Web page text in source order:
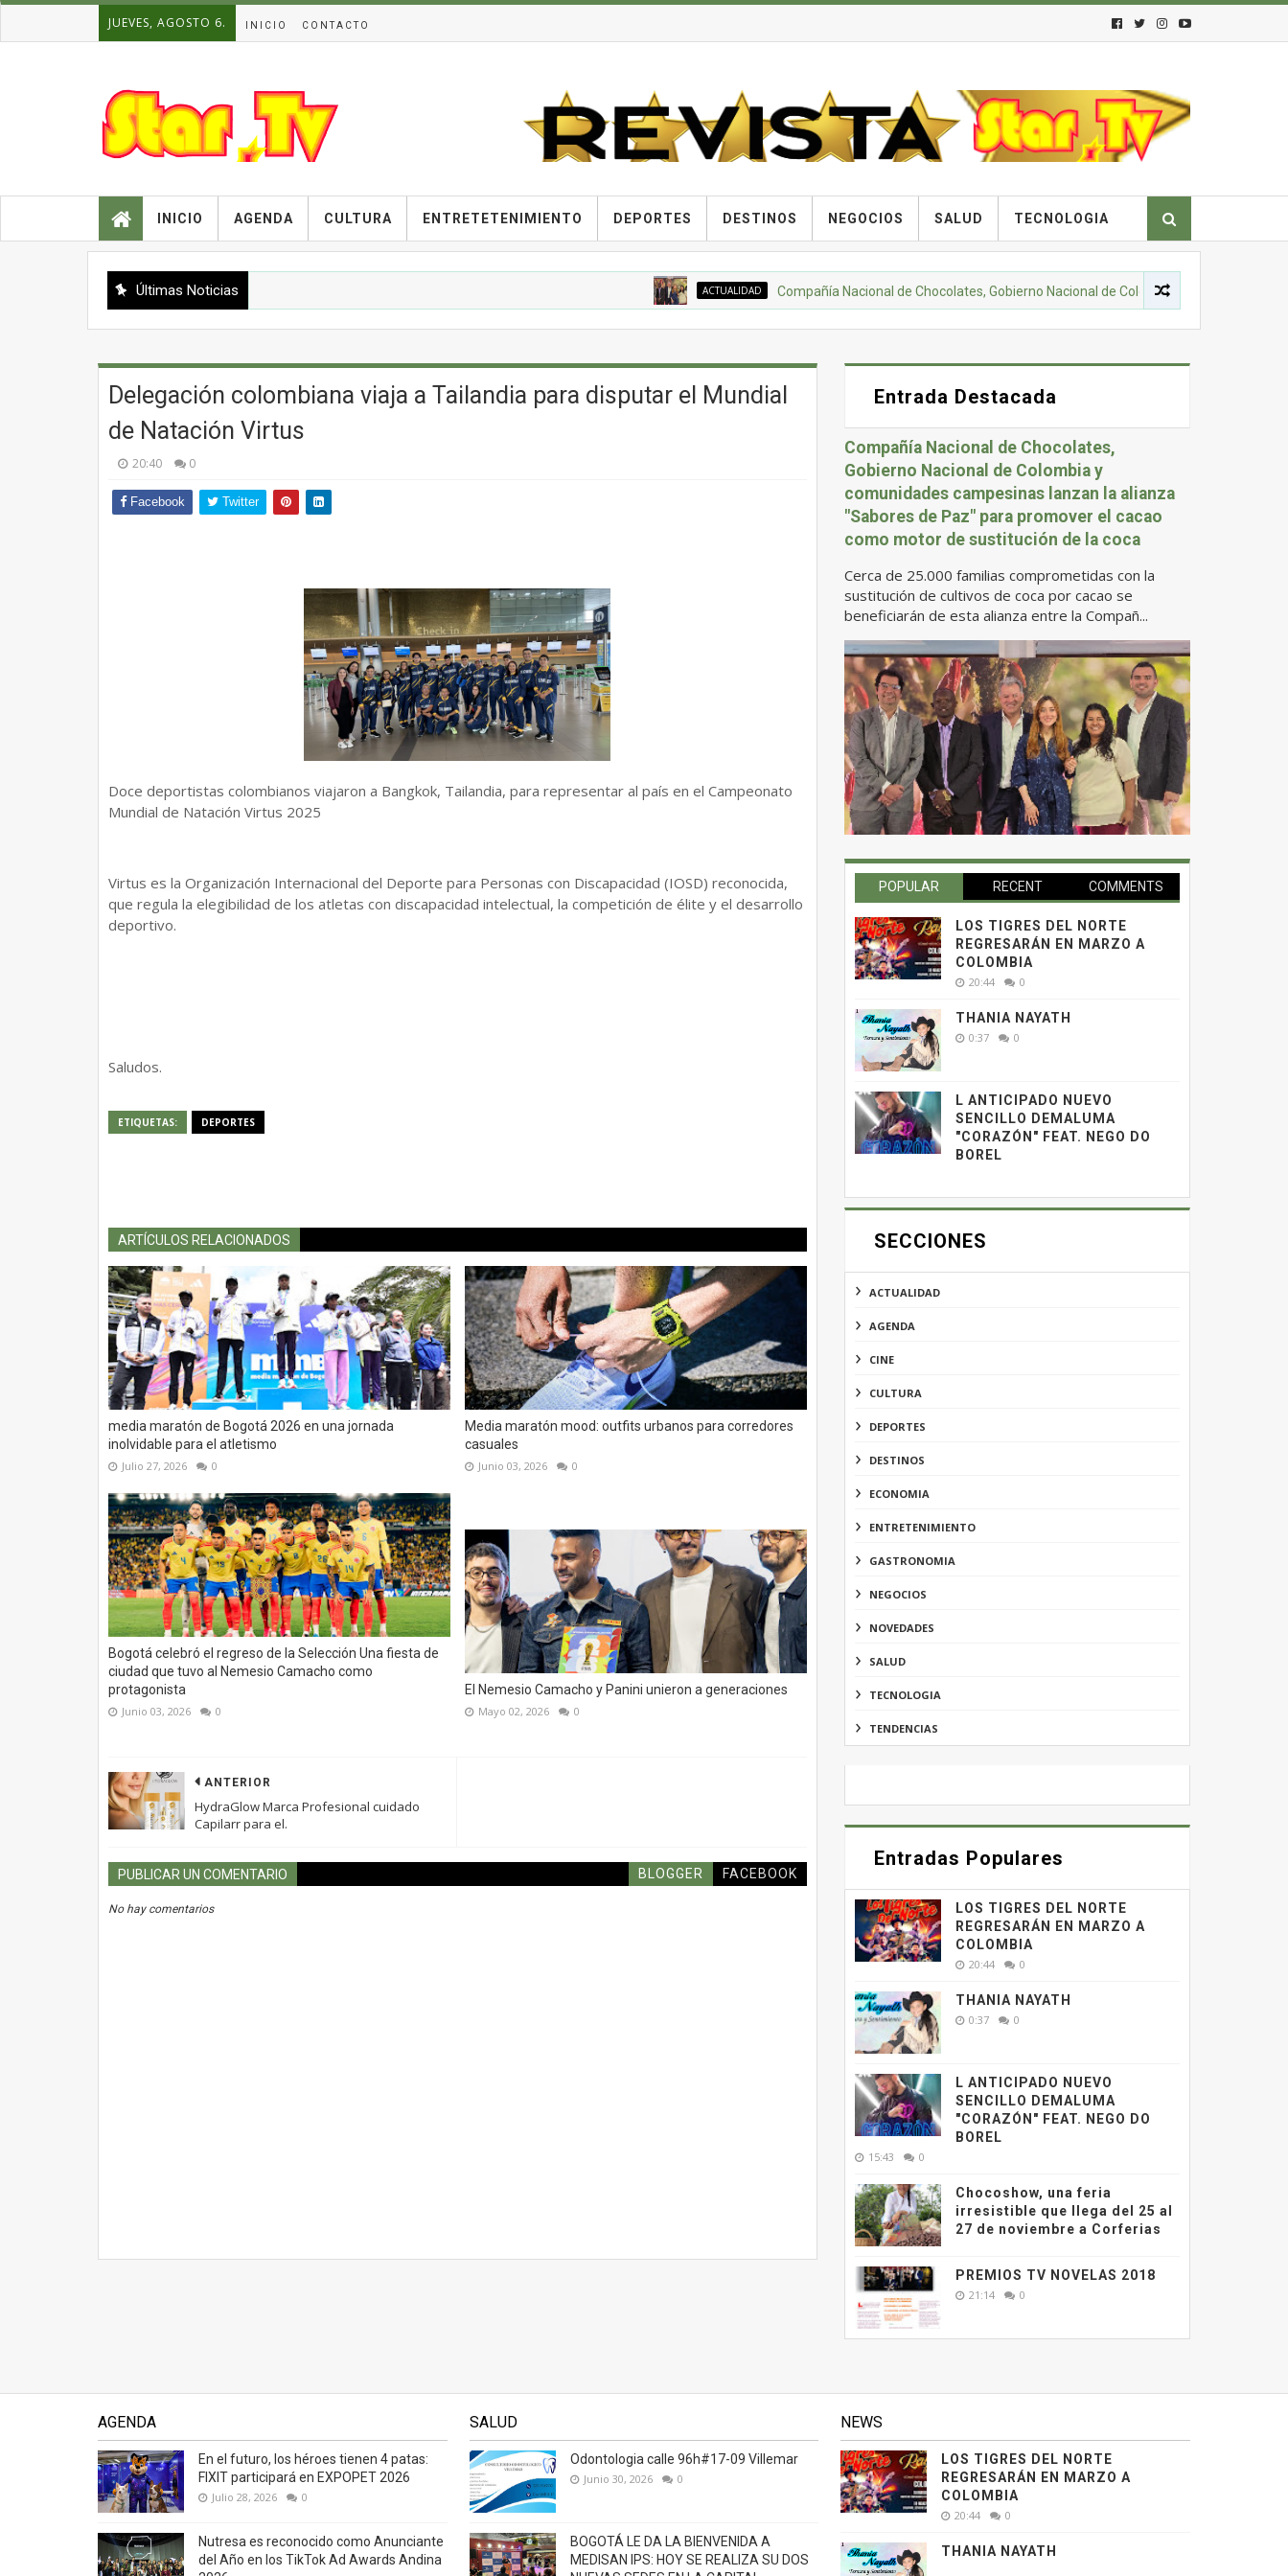
JUEVES, AGOSTO 6. INICIO CONTACTO
INICIO AGENDA CULTURA ENTRETETENIMIENTO DEPORTES DESTINOS NEGOCIOS SALUD TECNOLOGIA
Últimas Noticias ACTUALIDAD Compañía Nacional de Chocolates, Gobierno Nacional de Colombia y comunidades
Delegación colombiana viaja a Tailandia para disputar el Mundial
de Natación Virtus
20:40 0
Facebook Twitter
Doce deportistas colombianos viajaron a Bangkok, Tailandia, para representar al país en el Campeonato
Mundial de Natación Virtus 2025
Virtus es la Organización Internacional del Deporte para Personas con Discapacidad (IOSD) reconocida,
que regula la elegibilidad de los atletas con discapacidad intelectual, la competición de élite y el desarrollo
deportivo.
Saludos.
ETIQUETAS: DEPORTES
ARTÍCULOS RELACIONADOS
media maratón de Bogotá 2026 en una jornada
inolvidable para el atletismo
Julio 27, 2026 0
Media maratón mood: outfits urbanos para corredores
casuales
Junio 03, 2026 0
Bogotá celebró el regreso de la Selección Una fiesta de
ciudad que tuvo al Nemesio Camacho como
protagonista
Junio 03, 2026 0
El Nemesio Camacho y Panini unieron a generaciones
Mayo 02, 2026 0
ANTERIOR
HydraGlow Marca Profesional cuidado
Capilarr para el.
PUBLICAR UN COMENTARIO BLOGGER FACEBOOK
No hay comentarios
Entrada Destacada
Compañía Nacional de Chocolates,
Gobierno Nacional de Colombia y
comunidades campesinas lanzan la alianza
"Sabores de Paz" para promover el cacao
como motor de sustitución de la coca
Cerca de 25.000 familias comprometidas con la
sustitución de cultivos de coca por cacao se
beneficiarán de esta alianza entre la Compañ...
POPULAR RECENT COMMENTS
LOS TIGRES DEL NORTE
REGRESARÁN EN MARZO A
COLOMBIA
20:44 0
THANIA NAYATH
0:37 0
L ANTICIPADO NUEVO
SENCILLO DEMALUMA
"CORAZÓN" FEAT. NEGO DO
BOREL
SECCIONES
ACTUALIDAD
AGENDA
CINE
CULTURA
DEPORTES
DESTINOS
ECONOMIA
ENTRETENIMIENTO
GASTRONOMIA
NEGOCIOS
NOVEDADES
SALUD
TECNOLOGIA
TENDENCIAS
Entradas Populares
LOS TIGRES DEL NORTE
REGRESARÁN EN MARZO A
COLOMBIA
20:44 0
THANIA NAYATH
0:37 0
L ANTICIPADO NUEVO
SENCILLO DEMALUMA
"CORAZÓN" FEAT. NEGO DO
BOREL
15:43 0
Chocoshow, una feria
irresistible que llega del 25 al
27 de noviembre a Corferias
PREMIOS TV NOVELAS 2018
21:14 0
AGENDA
En el futuro, los héroes tienen 4 patas:
FIXIT participará en EXPOPET 2026
Julio 28, 2026 0
Nutresa es reconocido como Anunciante
del Año en los TikTok Ad Awards Andina
SALUD
Odontologia calle 96h#17-09 Villemar
Junio 30, 2026 0
BOGOTÁ LE DA LA BIENVENIDA A
MEDISAN IPS: HOY SE REALIZA SU DOS
NEWS
LOS TIGRES DEL NORTE
REGRESARÁN EN MARZO A
COLOMBIA
20:44 0
THANIA NAYATH